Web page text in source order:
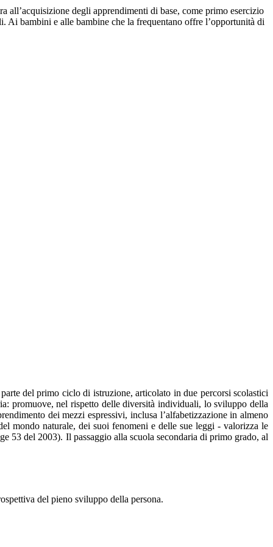
all’acquisizione degli apprendimenti di base, come primo esercizio
Ai bambini e alle bambine che la frequentano offre l’opportunità di
del primo ciclo di istruzione, articolato in due percorsi scolastici
promuove, nel rispetto delle diversità individuali, lo sviluppo della
dei mezzi espressivi, inclusa l’alfabetizzazione in almeno
mondo naturale, dei suoi fenomeni e delle sue leggi - valorizza le
53 del 2003). Il passaggio alla scuola secondaria di primo grado, al
del pieno sviluppo della persona.